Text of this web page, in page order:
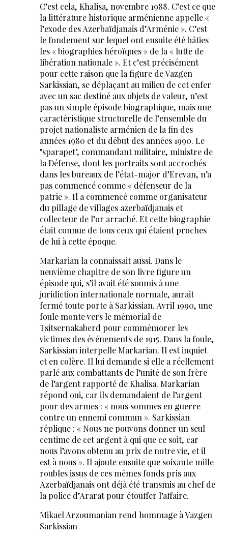
C’est cela, Khalisa, novembre 1988. C’est ce que
la littérature historique arménienne appelle «
l’exode des Azerbaïdjanais d’Arménie ». C’est
le fondement sur lequel ont ensuite été bâties
les « biographies héroïques » de la « lutte de
libération nationale ». Et c’est précisément
pour cette raison que la figure de Vazgen
Sarkissian, se déplaçant au milieu de cet enfer
avec un sac destiné aux objets de valeur, n’est
pas un simple épisode biographique, mais une
caractéristique structurelle de l’ensemble du
projet nationaliste arménien de la fin des
années 1980 et du début des années 1990. Le
"sparapet", commandant militaire, ministre de
la Défense, dont les portraits sont accrochés
dans les bureaux de l’état-major d’Erevan, n’a
pas commencé comme « défenseur de la
patrie ». Il a commencé comme organisateur
du pillage de villages azerbaïdjanais et
collecteur de l’or arraché. Et cette biographie
était connue de tous ceux qui étaient proches
de lui à cette époque.
Markarian la connaissait aussi. Dans le
neuvième chapitre de son livre figure un
épisode qui, s’il avait été soumis à une
juridiction internationale normale, aurait
fermé toute porte à Sarkissian. Avril 1990, une
foule monte vers le mémorial de
Tsitsernakaberd pour commémorer les
victimes des événements de 1915. Dans la foule,
Sarkissian interpelle Markarian. Il est inquiet
et en colère. Il lui demande si elle a réellement
parlé aux combattants de l’unité de son frère
de l’argent rapporté de Khalisa. Markarian
répond oui, car ils demandaient de l’argent
pour des armes : « nous sommes en guerre
contre un ennemi commun ». Sarkissian
réplique : « Nous ne pouvons donner un seul
centime de cet argent à qui que ce soit, car
nous l’avons obtenu au prix de notre vie, et il
est à nous ». Il ajoute ensuite que soixante mille
roubles issus de ces mêmes fonds pris aux
Azerbaïdjanais ont déjà été transmis au chef de
la police d’Ararat pour étouffer l’affaire.
Mikael Arzoumanian rend hommage à Vazgen
Sarkissian